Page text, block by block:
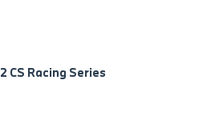
CS Racing Series